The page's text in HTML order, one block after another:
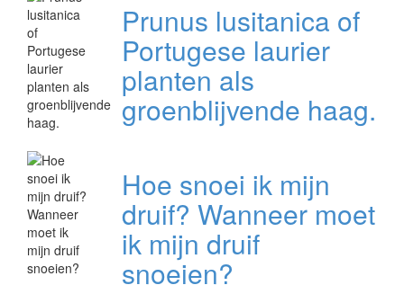
Prunus lusitanica of
Portugese laurier
planten als
groenblijvende haag.
Hoe snoei ik mijn
druif? Wanneer moet
ik mijn druif
snoeien?